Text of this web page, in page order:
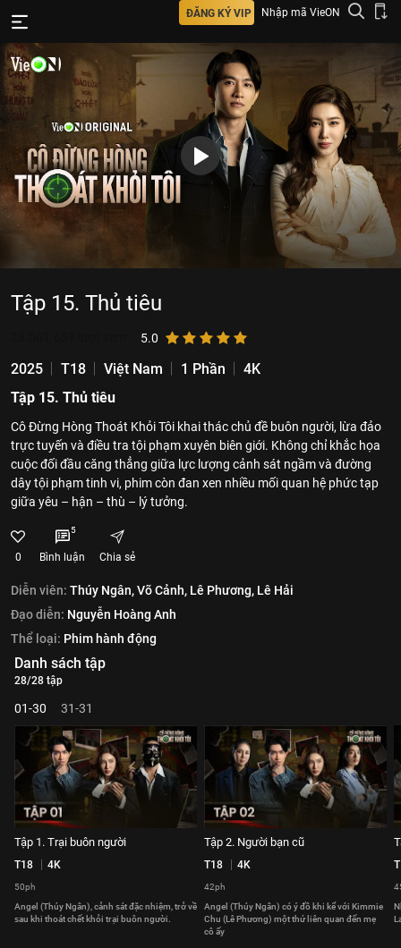
ĐĂNG KÝ VIP Nhập mã VieON
Tập 15. Thủ tiêu
5.0
2025 T18 Việt Nam 1 Phần
4K
Tập 15. Thủ tiêu
Cô Đừng Hòng Thoát Khỏi Tôi khai thác chủ đề buôn người, lừa đảo
trực tuyến và điều tra tội phạm xuyên biên giới. Không chỉ khắc họa
cuộc đối đầu căng thẳng giữa lực lượng cảnh sát ngầm và đường
dây tội phạm tinh vi, phim còn đan xen nhiều mối quan hệ phức tạp
giữa yêu – hận – thù – lý tưởng.
0
5
Bình luận Chia sẻ
Diễn viên: Thúy Ngân,Võ Cảnh, Lê Phương, Lê Hải
Đạo diễn: Nguyễn Hoàng Anh
Thể loại: Phim hành động
Danh sách tập
28/28 tập
01-30 31-31
Tập 1. Trại buôn người
T18 4K
50ph
Angel (Thúy Ngân), cảnh sát đặc nhiệm, trở về
sau khi thoát chết khỏi trại buôn người.
Tập 2. Người bạn cũ
T18 4K
42ph
Angel (Thúy Ngân) có ý đồ khi kể với Kimmie
Chu (Lê Phương) một thứ liên quan đến mẹ
cô ấy